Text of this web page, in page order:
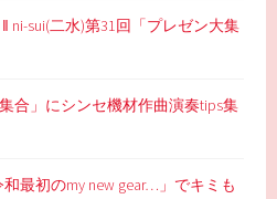
ni-sui(二水)第31回「プレゼン大集
合」にシンセ機材作曲演奏tips集
最初のmy new gear…」でキミも